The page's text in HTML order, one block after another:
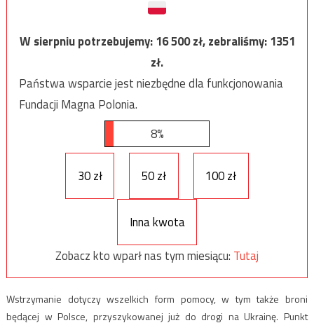
W sierpniu potrzebujemy:16 500zł, zebraliśmy:1351
zł.
Państwa wsparcie jest niezbędne dla funkcjonowania
Fundacji Magna Polonia.
8%
30 zł 50 zł 100 zł
Inna kwota
Zobacz kto wparł nas tym miesiącu: Tutaj
Wstrzymanie dotyczy wszelkich form pomocy, w tym także broni
będącej w Polsce, przyszykowanej już do drogi na Ukrainę. Punkt